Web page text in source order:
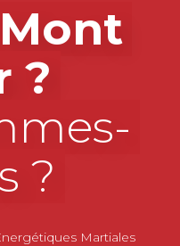
?
?
Martiales